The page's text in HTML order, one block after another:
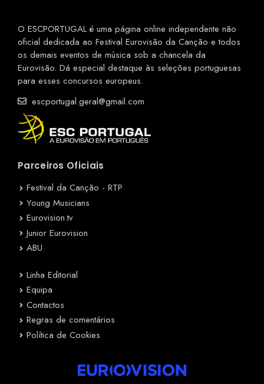
O ESCPORTUGAL é uma página online independente não
oficial dedicada ao Festival Eurovisão da Canção e todos
os demais eventos de música sob a chancela da
Eurovisão. Dá especial destaque às seleções portuguesas
para esses concursos europeus.
escportugal.geral@gmail.com
Parceiros Oficiais
Festival da Canção - RTP
Young Musicians
Eurovision.tv
Junior Eurovision
ABU
Linha Editorial
Equipa
Contactos
Regras de comentários
Política de Cookies